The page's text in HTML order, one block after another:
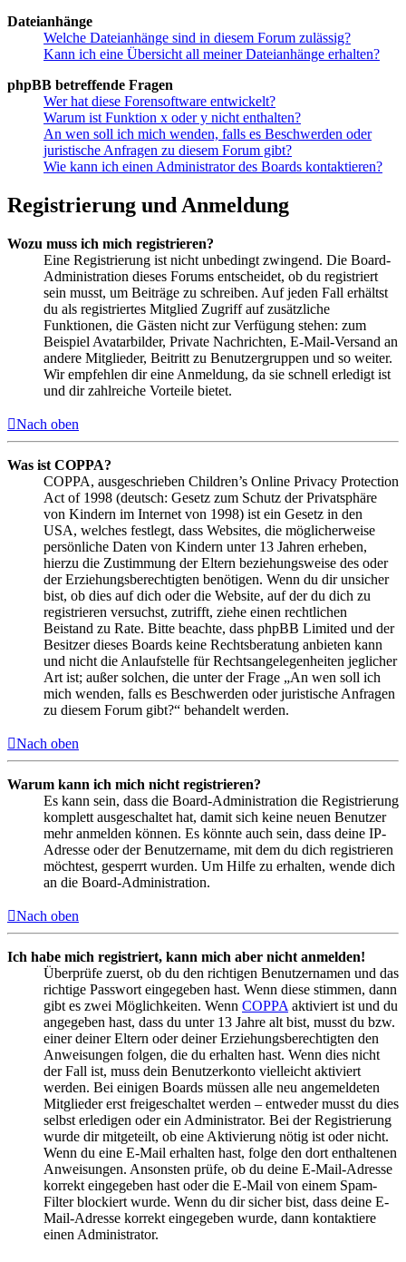
Dateianhänge
Welche Dateianhänge sind in diesem Forum zulässig?
Kann ich eine Übersicht all meiner Dateianhänge erhalten?
phpBB betreffende Fragen
Wer hat diese Forensoftware entwickelt?
Warum ist Funktion x oder y nicht enthalten?
An wen soll ich mich wenden, falls es Beschwerden oder
juristische Anfragen zu diesem Forum gibt?
Wie kann ich einen Administrator des Boards kontaktieren?
Registrierung und Anmeldung
Wozu muss ich mich registrieren?
Eine Registrierung ist nicht unbedingt zwingend. Die Board-
Administration dieses Forums entscheidet, ob du registriert
sein musst, um Beiträge zu schreiben. Auf jeden Fall erhältst
du als registriertes Mitglied Zugriff auf zusätzliche
Funktionen, die Gästen nicht zur Verfügung stehen: zum
Beispiel Avatarbilder, Private Nachrichten, E-Mail-Versand an
andere Mitglieder, Beitritt zu Benutzergruppen und so weiter.
Wir empfehlen dir eine Anmeldung, da sie schnell erledigt ist
und dir zahlreiche Vorteile bietet.
Nach oben
Was ist COPPA?
COPPA, ausgeschrieben Children’s Online Privacy Protection
Act of 1998 (deutsch: Gesetz zum Schutz der Privatsphäre
von Kindern im Internet von 1998) ist ein Gesetz in den
USA, welches festlegt, dass Websites, die möglicherweise
persönliche Daten von Kindern unter 13 Jahren erheben,
hierzu die Zustimmung der Eltern beziehungsweise des oder
der Erziehungsberechtigten benötigen. Wenn du dir unsicher
bist, ob dies auf dich oder die Website, auf der du dich zu
registrieren versuchst, zutrifft, ziehe einen rechtlichen
Beistand zu Rate. Bitte beachte, dass phpBB Limited und der
Besitzer dieses Boards keine Rechtsberatung anbieten kann
und nicht die Anlaufstelle für Rechtsangelegenheiten jeglicher
Art ist; außer solchen, die unter der Frage „An wen soll ich
mich wenden, falls es Beschwerden oder juristische Anfragen
zu diesem Forum gibt?“ behandelt werden.
Nach oben
Warum kann ich mich nicht registrieren?
Es kann sein, dass die Board-Administration die Registrierung
komplett ausgeschaltet hat, damit sich keine neuen Benutzer
mehr anmelden können. Es könnte auch sein, dass deine IP-
Adresse oder der Benutzername, mit dem du dich registrieren
möchtest, gesperrt wurden. Um Hilfe zu erhalten, wende dich
an die Board-Administration.
Nach oben
Ich habe mich registriert, kann mich aber nicht anmelden!
Überprüfe zuerst, ob du den richtigen Benutzernamen und das
richtige Passwort eingegeben hast. Wenn diese stimmen, dann
gibt es zwei Möglichkeiten. Wenn COPPA aktiviert ist und du
angegeben hast, dass du unter 13 Jahre alt bist, musst du bzw.
einer deiner Eltern oder deiner Erziehungsberechtigten den
Anweisungen folgen, die du erhalten hast. Wenn dies nicht
der Fall ist, muss dein Benutzerkonto vielleicht aktiviert
werden. Bei einigen Boards müssen alle neu angemeldeten
Mitglieder erst freigeschaltet werden – entweder musst du dies
selbst erledigen oder ein Administrator. Bei der Registrierung
wurde dir mitgeteilt, ob eine Aktivierung nötig ist oder nicht.
Wenn du eine E-Mail erhalten hast, folge den dort enthaltenen
Anweisungen. Ansonsten prüfe, ob du deine E-Mail-Adresse
korrekt eingegeben hast oder die E-Mail von einem Spam-
Filter blockiert wurde. Wenn du dir sicher bist, dass deine E-
Mail-Adresse korrekt eingegeben wurde, dann kontaktiere
einen Administrator.